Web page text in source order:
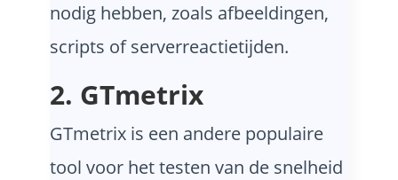
nodig hebben, zoals afbeeldingen,
scripts of serverreactietijden.
2. GTmetrix
GTmetrix is een andere populaire
tool voor het testen van de snelheid